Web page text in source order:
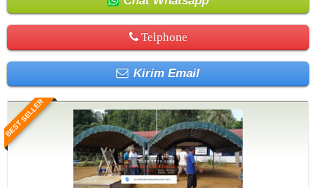
Telphone
Kirim Email
BEST SELLER